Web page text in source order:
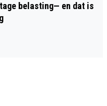
belasting— en dat is